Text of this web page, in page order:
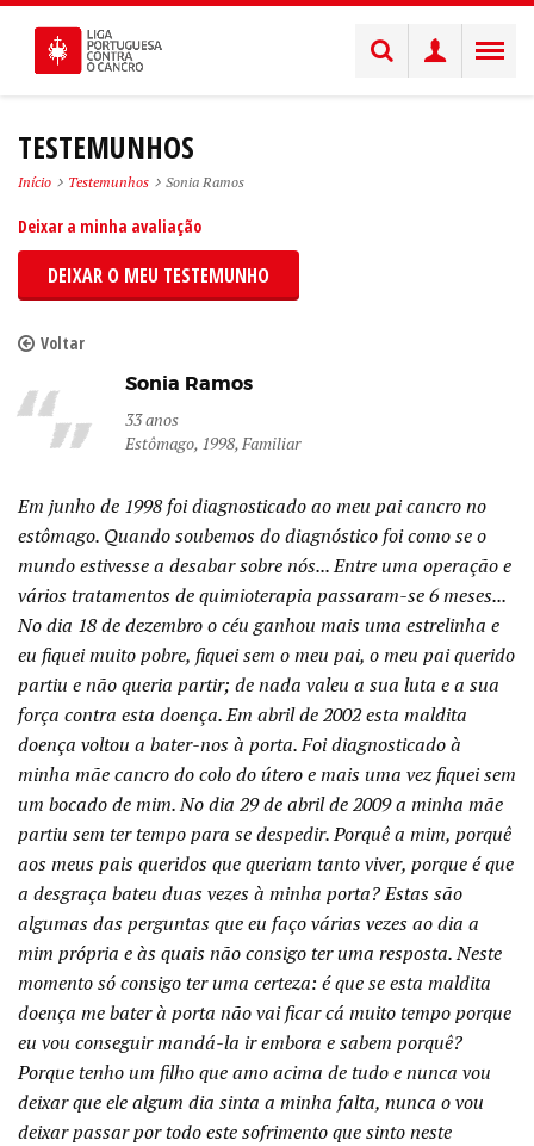
TESTEMUNHOS
Deixar a minha avaliação
DEIXAR O MEU TESTEMUNHO
Início Testemunhos Sonia Ramos
Voltar
Sonia Ramos
33 anos
Estômago, 1998, Familiar
Em junho de 1998 foi diagnosticado ao meu pai cancro no
estômago. Quando soubemos do diagnóstico foi como se o
mundo estivesse a desabar sobre nós... Entre uma operação e
vários tratamentos de quimioterapia passaram-se 6 meses...
No dia 18 de dezembro o céu ganhou mais uma estrelinha e
eu fiquei muito pobre, fiquei sem o meu pai, o meu pai querido
partiu e não queria partir; de nada valeu a sua luta e a sua
força contra esta doença. Em abril de 2002 esta maldita
doença voltou a bater-nos à porta. Foi diagnosticado à
minha mãe cancro do colo do útero e mais uma vez fiquei sem
um bocado de mim. No dia 29 de abril de 2009 a minha mãe
partiu sem ter tempo para se despedir. Porquê a mim, porquê
aos meus pais queridos que queriam tanto viver, porque é que
a desgraça bateu duas vezes à minha porta? Estas são
algumas das perguntas que eu faço várias vezes ao dia a
mim própria e às quais não consigo ter uma resposta. Neste
momento só consigo ter uma certeza: é que se esta maldita
doença me bater à porta não vai ficar cá muito tempo porque
eu vou conseguir mandá-la ir embora e sabem porquê?
Porque tenho um filho que amo acima de tudo e nunca vou
deixar que ele algum dia sinta a minha falta, nunca o vou
deixar passar por todo este sofrimento que sinto neste